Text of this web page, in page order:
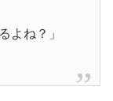
よね？」